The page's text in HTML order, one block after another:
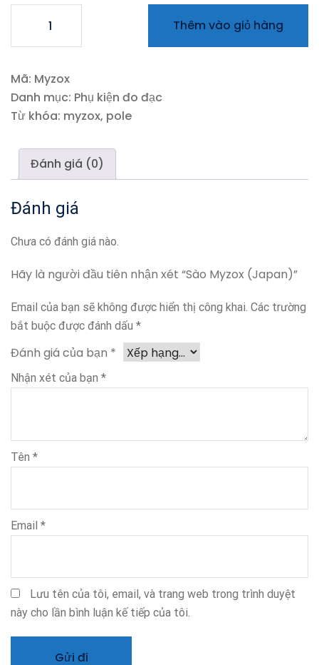
(Japan)
lượng
Thêm vào giỏ hàng
Mã: Myzox
Danh mục: Phụ kiện đo đạc
Từ khóa: myzox, pole
Đánh giá (0)
Đánh giá
Chưa có đánh giá nào.
Hãy là người đầu tiên nhận xét “Sào Myzox (Japan)”
Email của bạn sẽ không được hiển thị công khai. Các trường
bắt buộc được đánh dấu *
Đánh giá của bạn *
Nhận xét của bạn *
Tên *
Email *
Lưu tên của tôi, email, và trang web trong trình duyệt
này cho lần bình luận kế tiếp của tôi.